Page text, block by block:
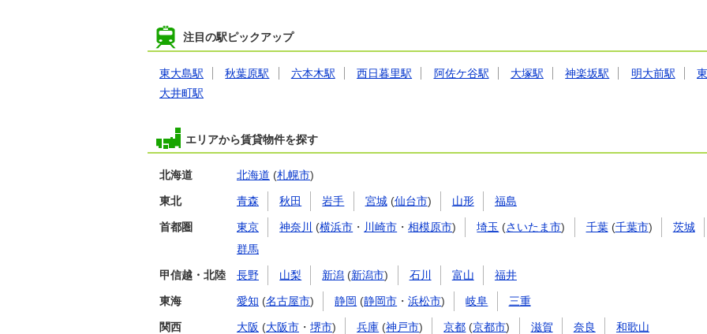
注目の駅ピックアップ
東大島駅 秋葉原駅 六本木駅 西日暮里駅 阿佐ケ谷駅 大塚駅 神楽坂駅 明大前駅
大井町駅
エリアから賃貸物件を探す
北海道 北海道 (札幌市)
東北 青森 秋田 岩手 宮城(仙台市) 山形 福島
首都圏 東京 神奈川 (横浜市 ・ 川崎市 ・相模原市) 埼玉 (さいたま市) 千葉(千葉市)
茨城
群馬
甲信越・北陸 長野 山梨 新潟 (新潟市) 石川 富山 福井
東海 愛知 (名古屋市) 静岡 (静岡市 ・浜松市) 岐阜 三重
関西 大阪 (大阪市 ・ 堺市) 兵庫 (神戸市) 京都 (京都市) 滋賀 奈良 和歌山